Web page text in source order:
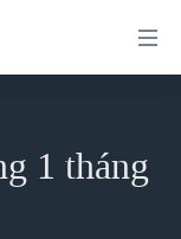
1 tháng